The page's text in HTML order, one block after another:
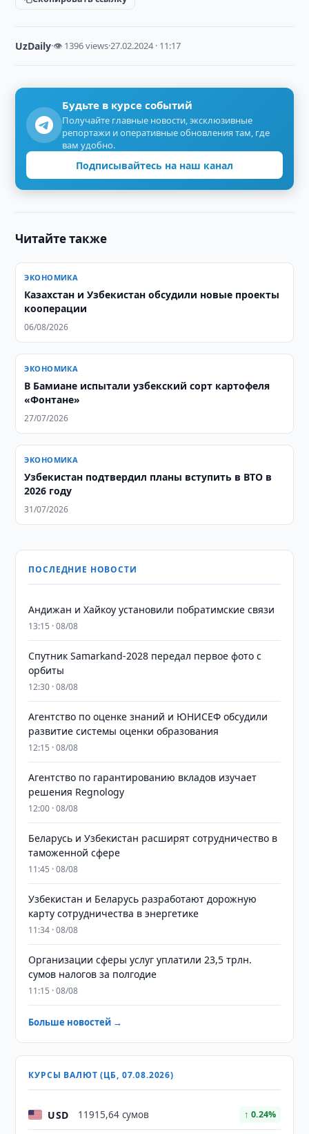
UzDaily·👁 1396 views·27.02.2024 · 11:17
Будьте в курсе событий
Получайте главные новости, эксклюзивные
репортажи и оперативные обновления там, где
вам удобно.
Подписывайтесь на наш канал
Читайте также
ЭКОНОМИКА
Казахстан и Узбекистан обсудили новые проекты
кооперации
06/08/2026
ЭКОНОМИКА
В Бамиане испытали узбекский сорт картофеля
«Фонтане»
27/07/2026
ЭКОНОМИКА
Узбекистан подтвердил планы вступить в ВТО в
2026 году
31/07/2026
ПОСЛЕДНИЕ НОВОСТИ
Андижан и Хайкоу установили побратимские связи
13:15 · 08/08
Спутник Samarkand-2028 передал первое фото с
орбиты
12:30 · 08/08
Агентство по оценке знаний и ЮНИСЕФ обсудили
развитие системы оценки образования
12:15 · 08/08
Агентство по гарантированию вкладов изучает
решения Regnology
12:00 · 08/08
Беларусь и Узбекистан расширят сотрудничество в
таможенной сфере
11:45 · 08/08
Узбекистан и Беларусь разработают дорожную
карту сотрудничества в энергетике
11:34 · 08/08
Организации сферы услуг уплатили 23,5 трлн.
сумов налогов за полгодие
11:15 · 08/08
Больше новостей →
КУРСЫ ВАЛЮТ (ЦБ, 07.08.2026)
USD 11915,64 сумов ↑ 0.24%